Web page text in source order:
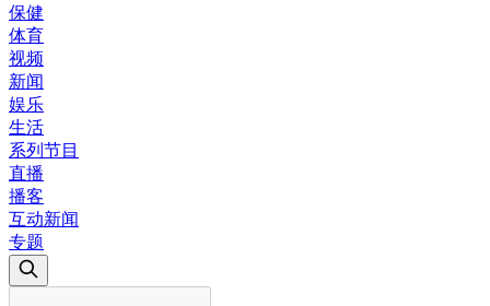
保健
体育
视频
新闻
娱乐
生活
系列节目
直播
播客
互动新闻
专题